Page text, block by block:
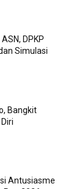
DPKP
Simulasi
Bangkit
Antusiasme